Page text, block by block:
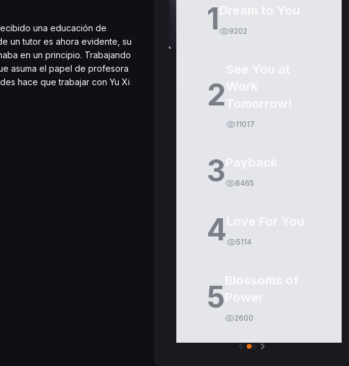
una educación de
un tutor es ahora evidente, su
en un principio. Trabajando
asuma el papel de profesora
hace que trabajar con Yu Xi
1 9202
2
11017
3 8465
4 5114
5
2600